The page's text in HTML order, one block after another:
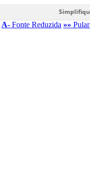
A- Fonte Reduzida »»